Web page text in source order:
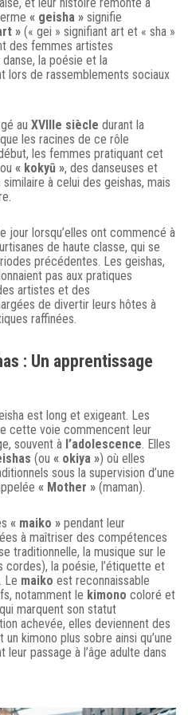
« geisha » signifie
» (« gei » signifiant art et « sha »
des femmes artistes
la poésie et la
lors de rassemblements sociaux
au XVIIIe siècle durant la
les racines de ce rôle
les femmes pratiquant cet
ou « kokyū », des danseuses et
à celui des geishas, mais
jour lorsqu’elles ont commencé à
de haute classe, qui se
précédentes. Les geishas,
pas aux pratiques
artistes et des
de divertir leurs hôtes à
raffinées.
: Un apprentissage
est long et exigeant. Les
cette voie commencent leur
souvent à l’adolescence. Elles
(ou « okiya ») où elles
sous la supervision d’une
« Mother » (maman).
« maiko » pendant leur
à maîtriser des compétences
traditionnelle, la musique sur le
cordes), la poésie, l’étiquette et
Le maiko est reconnaissable
notamment le kimono coloré et
marquent son statut
achevée, elles deviennent des
kimono plus sobre ainsi qu’une
passage à l’âge adulte dans